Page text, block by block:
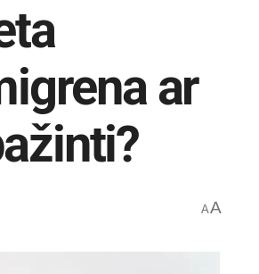
ar
AA